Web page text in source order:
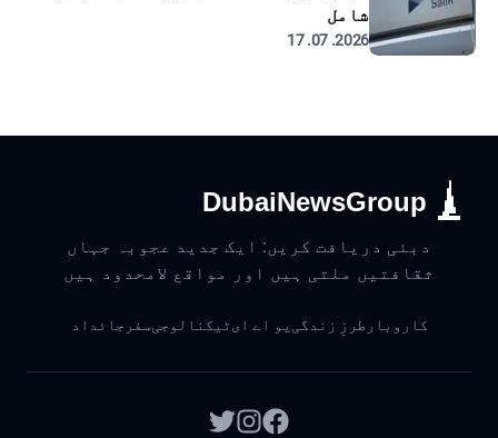
شامل
2026. 07. 17
DubaiNewsGroup
دبئی دریافت کریں: ایک جدید عجوبہ جہاں
ثقافتیں ملتی ہیں اور مواقع لامحدود ہیں
کاروبار طرزِ زندگی یو اے ایٹیکنالوجیسفر جائداد